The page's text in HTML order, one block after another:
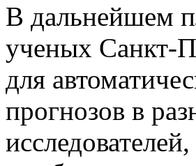
В дальнейшем
ученых
для
прогнозов в